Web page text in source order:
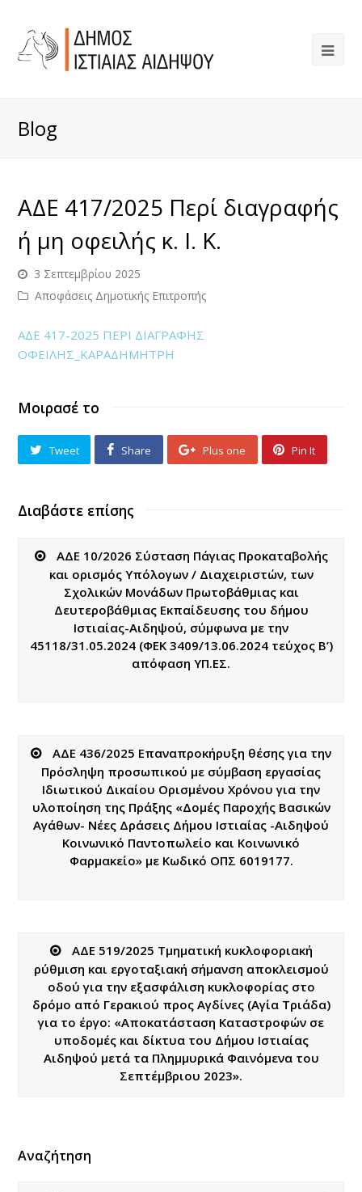
Blog
ΑΔΕ 417/2025 Περί διαγραφής
ή μη οφειλής κ. Ι. Κ.
3 Σεπτεμβρίου 2025
Αποφάσεις Δημοτικής Επιτροπής
ΑΔΕ 417-2025 ΠΕΡΙ ΔΙΑΓΡΑΦΗΣ
ΟΦΕΙΛΗΣ_ΚΑΡΑΔΗΜΗΤΡΗ
Μοιρασέ το
Tweet Share Plus one Pin It
Διαβάστε επίσης
ΑΔΕ 10/2026 Σύσταση Πάγιας Προκαταβολής
και ορισμός Υπόλογων / Διαχειριστών, των
Σχολικών Μονάδων Πρωτοβάθμιας και
Δευτεροβάθμιας Εκπαίδευσης του δήμου
Ιστιαίας-Αιδηψού, σύμφωνα με την
45118/31.05.2024 (ΦΕΚ 3409/13.06.2024 τεύχος Β’)
απόφαση ΥΠ.ΕΣ.
ΑΔΕ 436/2025 Επαναπροκήρυξη θέσης για την
Πρόσληψη προσωπικού με σύμβαση εργασίας
Ιδιωτικού Δικαίου Ορισμένου Χρόνου για την
υλοποίηση της Πράξης «Δομές Παροχής Βασικών
Αγάθων- Νέες Δράσεις Δήμου Ιστιαίας -Αιδηψού
Κοινωνικό Παντοπωλείο και Κοινωνικό
Φαρμακείο» με Κωδικό ΟΠΣ 6019177.
ΑΔΕ 519/2025 Τμηματική κυκλοφοριακή
ρύθμιση και εργοταξιακή σήμανση αποκλεισμού
οδού για την εξασφάλιση κυκλοφορίας στο
δρόμο από Γερακιού προς Αγδίνες (Αγία Τριάδα)
για το έργο: «Αποκατάσταση Καταστροφών σε
υποδομές και δίκτυα του Δήμου Ιστιαίας
Αιδηψού μετά τα Πλημμυρικά Φαινόμενα του
Σεπτέμβριου 2023».
Αναζήτηση